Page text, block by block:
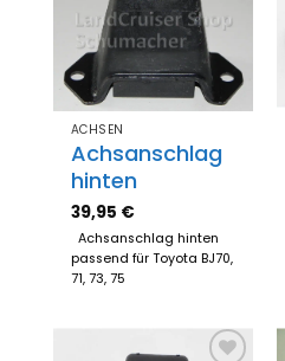
Zum
Merkzettel
hinzufügen
ACHSEN
Achsanschlag
hinten
39,95 €
Achsanschlag hinten
passend für Toyota BJ70,
71, 73, 75